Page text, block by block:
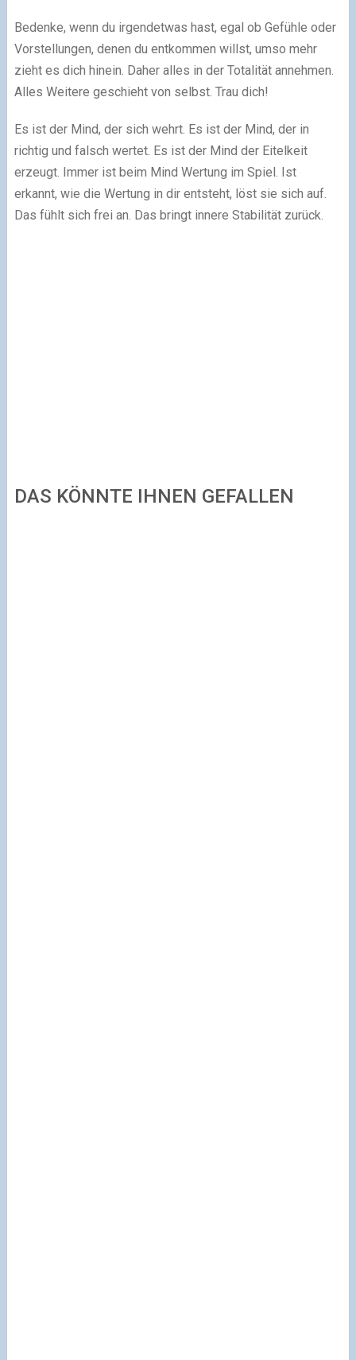
Bedenke, wenn du irgendetwas hast, egal ob Gefühle oder
Vorstellungen, denen du entkommen willst, umso mehr
zieht es dich hinein. Daher alles in der Totalität annehmen.
Alles Weitere geschieht von selbst. Trau dich!
Es ist der Mind, der sich wehrt. Es ist der Mind, der in
richtig und falsch wertet. Es ist der Mind der Eitelkeit
erzeugt. Immer ist beim Mind Wertung im Spiel. Ist
erkannt, wie die Wertung in dir entsteht, löst sie sich auf.
Das fühlt sich frei an. Das bringt innere Stabilität zurück.
DAS KÖNNTE IHNEN GEFALLEN